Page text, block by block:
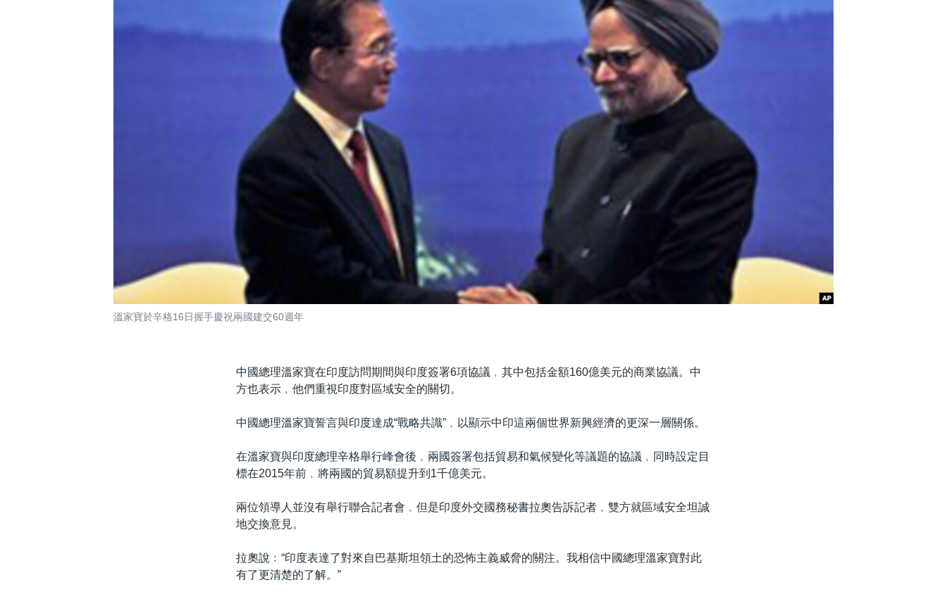
溫家寶於辛格16日握手慶祝兩國建交60週年
中國總理溫家寶在印度訪問期間與印度簽署6項協議﹐其中包括金額160億美元的商業協議。中
方也表示﹐他們重視印度對區域安全的關切。
中國總理溫家寶誓言與印度達成“戰略共識”﹐以顯示中印這兩個世界新興經濟的更深一層關係。
在溫家寶與印度總理辛格舉行峰會後﹐兩國簽署包括貿易和氣候變化等議題的協議﹐同時設定目
標在2015年前﹐將兩國的貿易額提升到1千億美元。
兩位領導人並沒有舉行聯合記者會﹐但是印度外交國務秘書拉奧告訴記者﹐雙方就區域安全坦誠
地交換意見。
拉奧說﹕“印度表達了對來自巴基斯坦領土的恐怖主義威脅的關注。我相信中國總理溫家寶對此
有了更清楚的了解。”